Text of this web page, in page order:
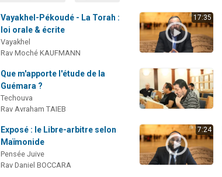
Vayakhel-Pékoudé - La Torah :
loi orale & écrite
Vayakhel
Rav Moché KAUFMANN
17:35
Que m'apporte l'étude de la
Guémara ?
Techouva
Rav Avraham TAIEB
Exposé : le Libre-arbitre selon
Maïmonide
Pensée Juive
Rav Daniel BOCCARA
7:24